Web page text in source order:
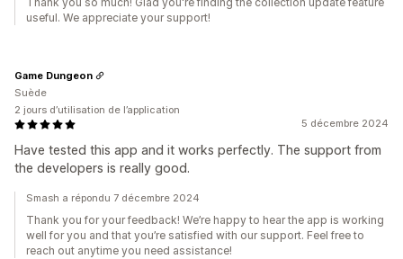
useful. We appreciate your support!
5 décembre 2024
Have tested this app and it works perfectly. The support from
the developers is really good.
Game Dungeon
Suède
2 jours d’utilisation de l’application
Smash a répondu 7 décembre 2024
Thank you for your feedback! We’re happy to hear the app is working
well for you and that you’re satisfied with our support. Feel free to
reach out anytime you need assistance!